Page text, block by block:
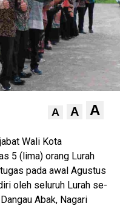
A A A
Wali Kota
5 (lima) orang Lurah
pada awal Agustus
oleh seluruh Lurah se-
Abak, Nagari